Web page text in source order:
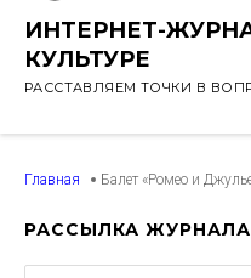
ИНТЕРНЕТ-
КУЛЬТУРЕ
РАССТАВЛЯЕМ ТОЧКИ В
Главная Балет «Ромео и
РАССЫЛКА ЖУРНАЛА